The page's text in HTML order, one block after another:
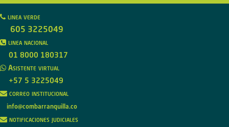
linea verde
605 3225049
linea nacional
01 8000 180317
Asistente virtual
+57 5 3225049
correo institucional
info@combarranquilla.co
notificaciones judiciales